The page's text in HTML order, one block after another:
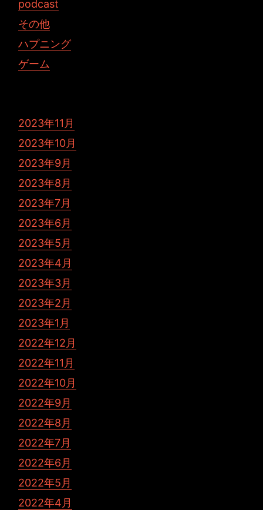
podcast
その他
ハプニング
ゲーム
2023年11月
2023年10月
2023年9月
2023年8月
2023年7月
2023年6月
2023年5月
2023年4月
2023年3月
2023年2月
2023年1月
2022年12月
2022年11月
2022年10月
2022年9月
2022年8月
2022年7月
2022年6月
2022年5月
2022年4月